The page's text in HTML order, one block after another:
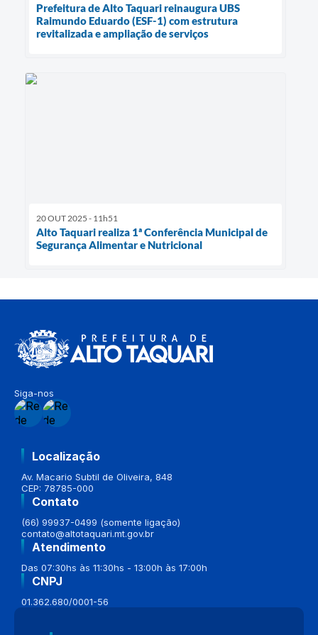
Prefeitura de Alto Taquari reinaugura UBS
Raimundo Eduardo (ESF-1) com estrutura
revitalizada e ampliação de serviços
20 OUT 2025 - 11h51
Alto Taquari realiza 1ª Conferência Municipal de
Segurança Alimentar e Nutricional
Siga-nos
Localização
Av. Macario Subtil de Oliveira, 848
CEP: 78785-000
Contato
(66) 99937-0499 (somente ligação)
contato@altotaquari.mt.gov.br
Atendimento
Das 07:30hs às 11:30hs - 13:00h às 17:00h
CNPJ
01.362.680/0001-56